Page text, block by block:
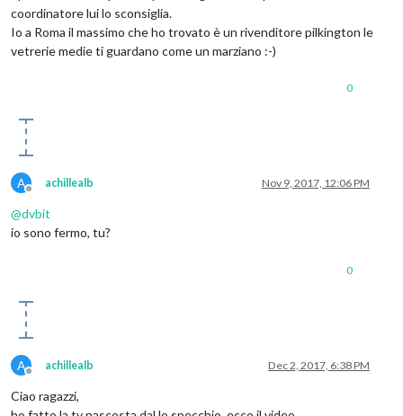
coordinatore lui lo sconsiglia.
Io a Roma il massimo che ho trovato è un rivenditore pilkington le
vetrerie medie ti guardano come un marziano :-)
0
A
Offline
achillealb Nov 9, 2017, 12:06 PM
@dvbit
io sono fermo, tu?
0
A
Offline
achillealb Dec 2, 2017, 6:38 PM
Ciao ragazzi,